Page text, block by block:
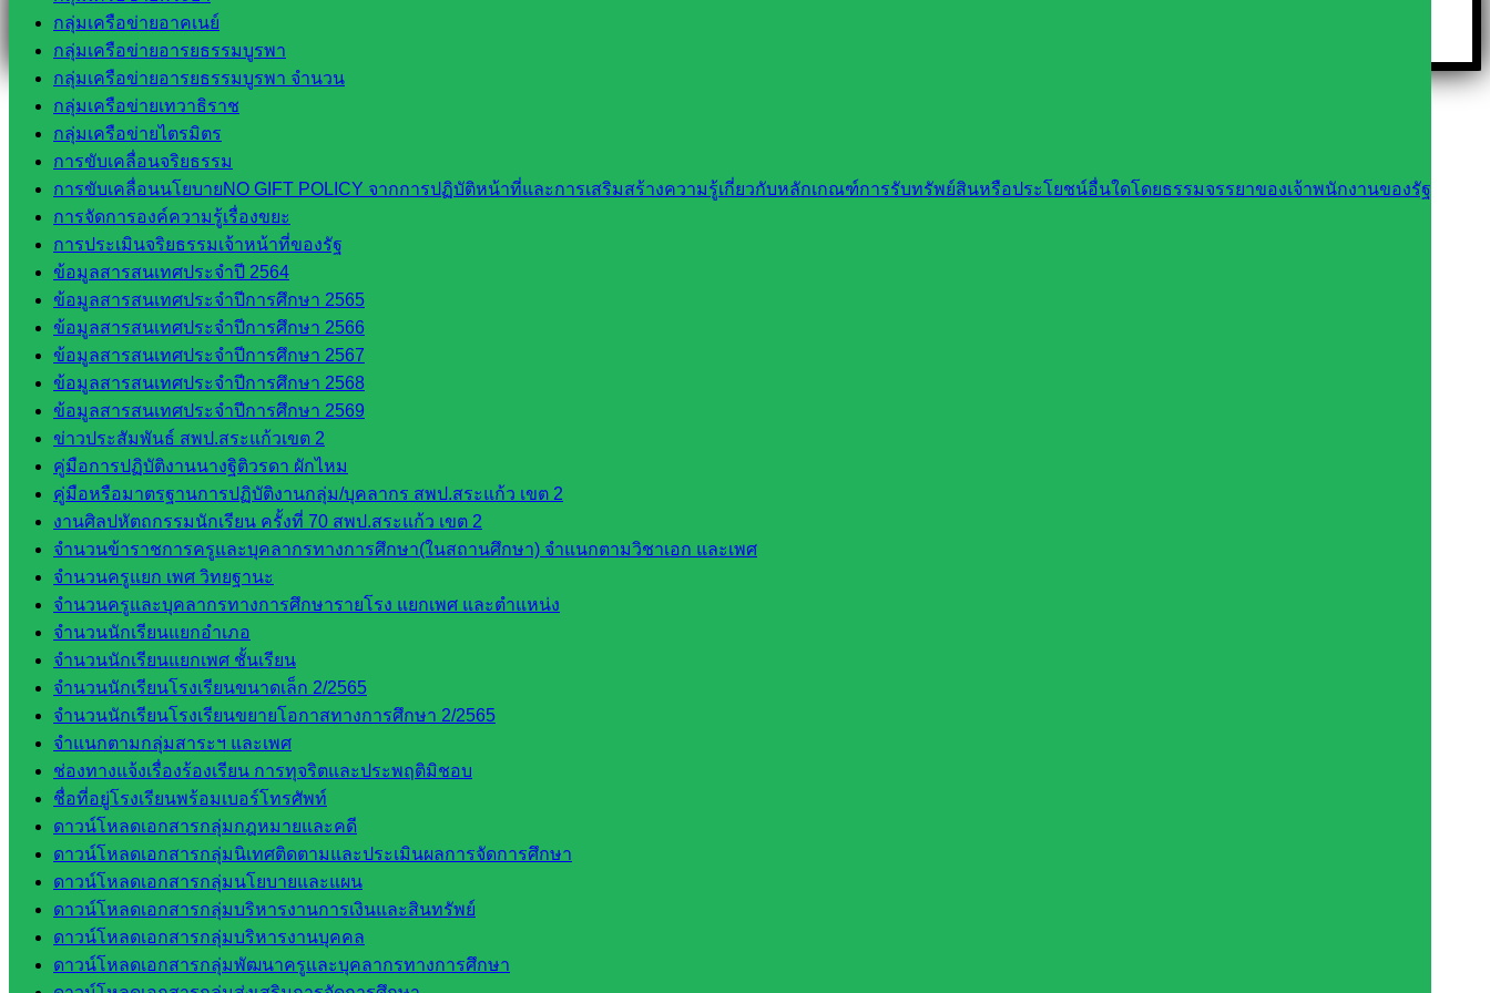
กลุ่มเครือข่ายอาคเนย์
กลุ่มเครือข่ายอารยธรรมบูรพา
กลุ่มเครือข่ายอารยธรรมบูรพา จำนวน
กลุ่มเครือข่ายเทวาธิราช
กลุ่มเครือข่ายไตรมิตร
การขับเคลื่อนจริยธรรม
การขับเคลื่อนนโยบายNO GIFT POLICY จากการปฏิบัติหน้าที่และการเสริมสร้างความรู้เกี่ยวกับหลักเกณฑ์การรับทรัพย์สินหรือประโยชน์อื่นใดโดยธรรมจรรยาของเจ้าพนักงานของรัฐ
การจัดการองค์ความรู้เรื่องขยะ
การประเมินจริยธรรมเจ้าหน้าที่ของรัฐ
ข้อมูลสารสนเทศประจำปี 2564
ข้อมูลสารสนเทศประจำปีการศึกษา 2565
ข้อมูลสารสนเทศประจำปีการศึกษา 2566
ข้อมูลสารสนเทศประจำปีการศึกษา 2567
ข้อมูลสารสนเทศประจำปีการศึกษา 2568
ข้อมูลสารสนเทศประจำปีการศึกษา 2569
ข่าวประสัมพันธ์ สพป.สระแก้วเขต 2
คู่มือการปฏิบัติงานนางฐิติวรดา ผักไหม
คู่มือหรือมาตรฐานการปฏิบัติงานกลุ่ม/บุคลากร สพป.สระแก้ว เขต 2
งานศิลปหัตถกรรมนักเรียน ครั้งที่ 70 สพป.สระแก้ว เขต 2
จำนวนข้าราชการครูและบุคลากรทางการศึกษา(ในสถานศึกษา) จำแนกตามวิชาเอก และเพศ
จำนวนครูแยก เพศ วิทยฐานะ
จำนวนครูและบุคลากรทางการศึกษารายโรง แยกเพศ และตำแหน่ง
จำนวนนักเรียนแยกอำเภอ
จำนวนนักเรียนแยกเพศ ชั้นเรียน
จำนวนนักเรียนโรงเรียนขนาดเล็ก 2/2565
จำนวนนักเรียนโรงเรียนขยายโอกาสทางการศึกษา 2/2565
จำแนกตามกลุ่มสาระฯ และเพศ
ช่องทางแจ้งเรื่องร้องเรียน การทุจริตและประพฤติมิชอบ
ชื่อที่อยู่โรงเรียนพร้อมเบอร์โทรศัพท์
ดาวน์โหลดเอกสารกลุ่มกฎหมายและคดี
ดาวน์โหลดเอกสารกลุ่มนิเทศติดตามและประเมินผลการจัดการศึกษา
ดาวน์โหลดเอกสารกลุ่มนโยบายและแผน
ดาวน์โหลดเอกสารกลุ่มบริหารงานการเงินและสินทรัพย์
ดาวน์โหลดเอกสารกลุ่มบริหารงานบุคคล
ดาวน์โหลดเอกสารกลุ่มพัฒนาครูและบุคลากรทางการศึกษา